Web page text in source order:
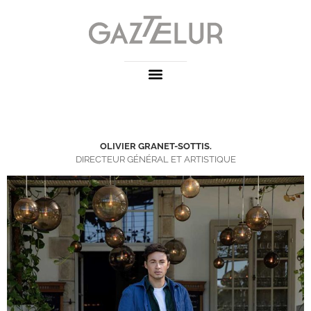
OLIVIER GRANET-SOTTIS.
DIRECTEUR GÉNÉRAL ET ARTISTIQUE